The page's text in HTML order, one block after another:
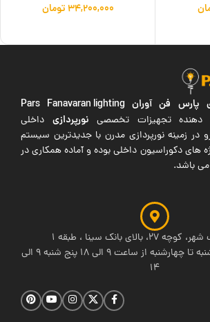
۳۴,۲۰۰,۰۰۰تومان
پارس فن آوران Pars Fanavaran lighting
دهنده تجهیزات تخصصی نورپردازی داخلی
در زمینه نورپردازی مدرن با جدیدترین سیستم
های دکوراسیون داخلی بوده و آماده همکاری در
می باشد.
بالای بانک سینا ، طبقه 1
ساعت کاری شیراز: شنبه تا چهارشنبه از ساعت 9 الی 18 پنج شنبه 9 الی
14